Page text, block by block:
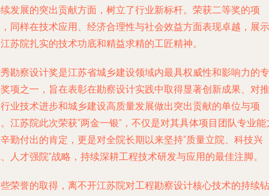
发展的突出贡献方面，树立了行业新标杆。荣获二等奖的项
同样在技术应用、经济合理性与社会效益方面表现卓越，展示
苏院扎实的技术功底和精益求精的工匠精神。
勘察设计奖是江苏省城乡建设领域内最具权威性和影响力的专
项之一，旨在表彰在勘察设计实践中取得显著创新成果、对推
业技术进步和城乡建设高质量发展做出突出贡献的单位与项
江苏院此次荣获“两金一银”，不仅是对其具体项目团队专业能
勤付出的肯定，更是对全院长期以来坚持“质量立院、科技兴
人才强院”战略，持续深耕工程技术研发与应用的最佳注脚。
荣誉的取得，离不开江苏院对工程勘察设计核心技术的持续钻